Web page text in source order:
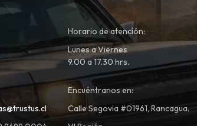
Horario de atención:
Lunes a Viernes
9.00 a 17.30 hrs.
Encuéntranos en:
Calle Segovia #01961, Rancagua.